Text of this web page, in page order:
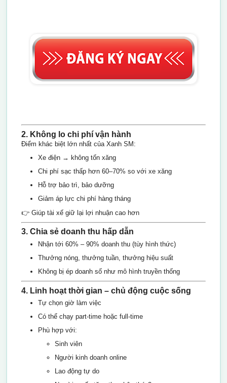
2. Không lo chi phí vận hành
Điểm khác biệt lớn nhất của Xanh SM:
Xe điện → không tốn xăng
Chi phí sạc thấp hơn 60–70% so với xe xăng
Hỗ trợ bảo trì, bảo dưỡng
Giảm áp lực chi phí hàng tháng
👉 Giúp tài xế giữ lại lợi nhuận cao hơn
3. Chia sẻ doanh thu hấp dẫn
Nhận tới 60% – 90% doanh thu (tùy hình thức)
Thưởng nóng, thưởng tuần, thưởng hiệu suất
Không bị ép doanh số như mô hình truyền thống
4. Linh hoạt thời gian – chủ động cuộc sống
Tự chọn giờ làm việc
Có thể chạy part-time hoặc full-time
Phù hợp với:
Sinh viên
Người kinh doanh online
Lao động tự do